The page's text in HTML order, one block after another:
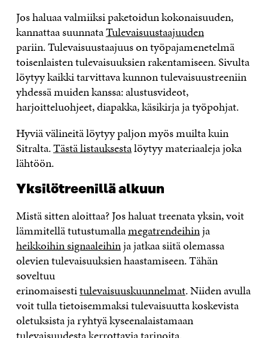
Jos haluaa valmiiksi paketoidun kokonaisuuden,
kannattaa suunnataTulevaisuustaajuuden
pariin.Tulevaisuustaajuus on työpajamenetelmä
toisenlaisten tulevaisuuksien rakentamiseen.Sivulta
löytyy kaikki tarvittava kunnon tulevaisuustreeniin
yhdessä muiden kanssa:alustusvideot,
harjoitteluohjeet, diapakka, käsikirja ja työpohjat.
Hyviä välineitä löytyy paljon myös muilta kuin
Sitralta.Tästä listauksestalöytyymateriaaleja joka
lähtöön.
Yksilötreenillä alkuun
Mistä sitten aloittaa?Jos haluat treenata yksin,voit
lämmitellä tutustumallamegatrendeihinja
heikkoihin signaaleihinja jatkaa siitä olemassa
olevien tulevaisuuksienhaastamiseen. Tähän
soveltuu
erinomaisestitulevaisuuskuunnelmat.Niiden avulla
voit tulla tietoisemmaksi tulevaisuutta koskevista
oletuksista ja ryhtyä kyseenalaistamaan